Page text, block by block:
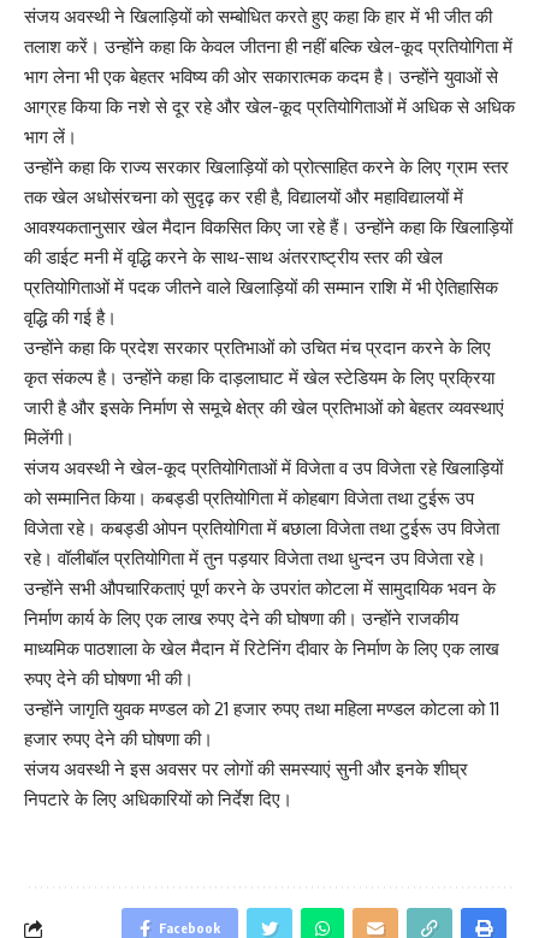
संजय अवस्थी ने खिलाड़ियों को सम्बोधित करते हुए कहा कि हार में भी जीत की
तलाश करें। उन्होंने कहा कि केवल जीतना ही नहीं बल्कि खेल-कूद प्रतियोगिता में
भाग लेना भी एक बेहतर भविष्य की ओर सकारात्मक कदम है। उन्होंने युवाओं से
आग्रह किया कि नशे से दूर रहे और खेल-कूद प्रतियोगिताओं में अधिक से अधिक
भाग लें।
उन्होंने कहा कि राज्य सरकार खिलाड़ियों को प्रोत्साहित करने के लिए ग्राम स्तर
तक खेल अधोसंरचना को सुदृढ़ कर रही है, विद्यालयों और महाविद्यालयों में
आवश्यकतानुसार खेल मैदान विकसित किए जा रहे हैं। उन्होंने कहा कि खिलाड़ियों
की डाईट मनी में वृद्धि करने के साथ-साथ अंतरराष्ट्रीय स्तर की खेल
प्रतियोगिताओं में पदक जीतने वाले खिलाड़ियों की सम्मान राशि में भी ऐतिहासिक
वृद्धि की गई है।
उन्होंने कहा कि प्रदेश सरकार प्रतिभाओं को उचित मंच प्रदान करने के लिए
कृत संकल्प है। उन्होंने कहा कि दाड़लाघाट में खेल स्टेडियम के लिए प्रक्रिया
जारी है और इसके निर्माण से समूचे क्षेत्र की खेल प्रतिभाओं को बेहतर व्यवस्थाएं
मिलेंगी।
संजय अवस्थी ने खेल-कूद प्रतियोगिताओं में विजेता व उप विजेता रहे खिलाड़ियों
को सम्मानित किया। कबड्डी प्रतियोगिता में कोहबाग विजेता तथा टुईरू उप
विजेता रहे। कबड्डी ओपन प्रतियोगिता में बछाला विजेता तथा टुईरू उप विजेता
रहे। वॉलीबॉल प्रतियोगिता में तुन पड़यार विजेता तथा धुन्दन उप विजेता रहे।
उन्होंने सभी औपचारिकताएं पूर्ण करने के उपरांत कोटला में सामुदायिक भवन के
निर्माण कार्य के लिए एक लाख रुपए देने की घोषणा की। उन्होंने राजकीय
माध्यमिक पाठशाला के खेल मैदान में रिटेनिंग दीवार के निर्माण के लिए एक लाख
रुपए देने की घोषणा भी की।
उन्होंने जागृति युवक मण्डल को 21 हजार रुपए तथा महिला मण्डल कोटला को 11
हजार रुपए देने की घोषणा की।
संजय अवस्थी ने इस अवसर पर लोगों की समस्याएं सुनी और इनके शीघ्र
निपटारे के लिए अधिकारियों को निर्देश दिए।
Facebook